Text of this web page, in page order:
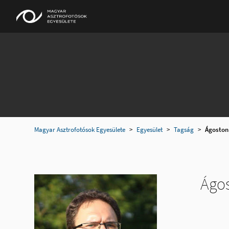
Magyar Asztrofotósok Egyesülete > Egyesület > Tagság >